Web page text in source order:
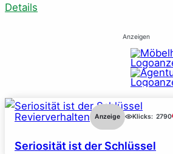
Details
Anzeigen
Revierverhalten Anzeige Klicks: 2790
Seriosität ist der Schlüssel